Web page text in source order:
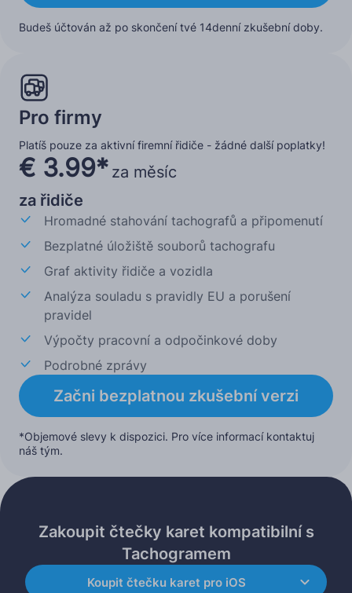
Budeš účtován až po skončení tvé 14denní zkušební doby.
Pro firmy
Platíš pouze za aktivní firemní řidiče - žádné další poplatky!
€ 3.99* za měsíc
za řidiče
Hromadné stahování tachografů a připomenutí
Bezplatné úložiště souborů tachografu
Graf aktivity řidiče a vozidla
Analýza souladu s pravidly EU a porušení
pravidel
Výpočty pracovní a odpočinkové doby
Podrobné zprávy
Začni bezplatnou zkušební verzi
*Objemové slevy k dispozici. Pro více informací kontaktuj
náš tým.
Zakoupit čtečky karet kompatibilní s
Tachogramem
Koupit čtečku karet pro iOS